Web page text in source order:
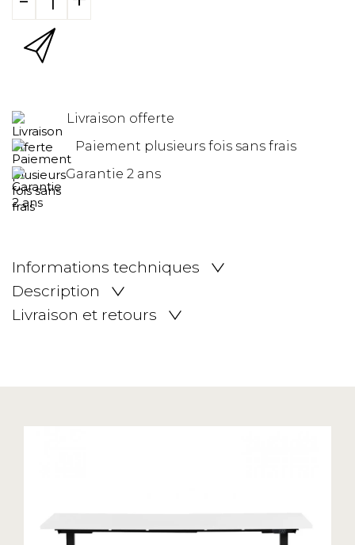
Livraison offerte
Paiement plusieurs fois sans frais
Garantie 2 ans
Informations techniques
Description
Livraison et retours